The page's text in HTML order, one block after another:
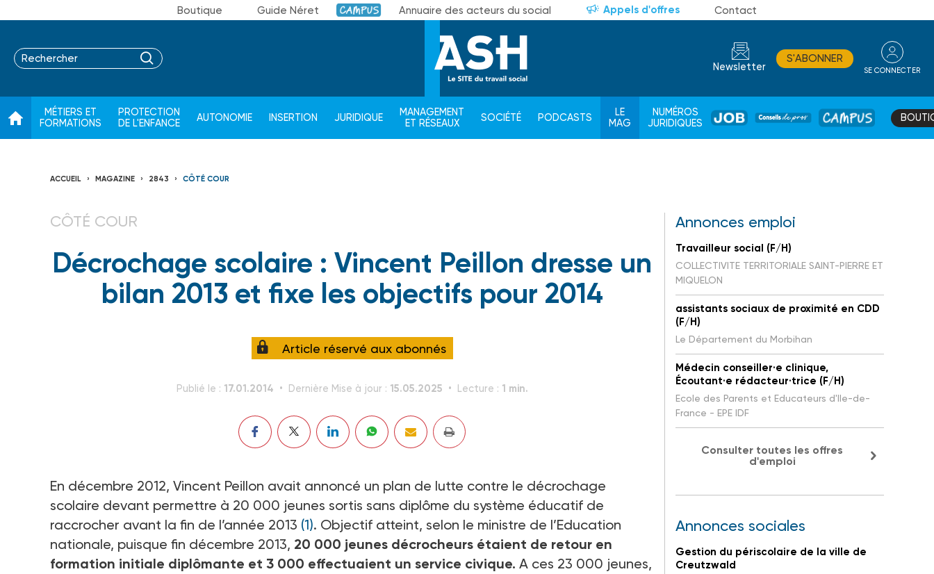
Boutique Guide Néret Campus Annuaire des acteurs du social Appels d'offres Contact
Newsletter
S'ABONNER
SE CONNECTER
MÉTIERS ET
FORMATIONS
PROTECTION
DE L'ENFANCE
AUTONOMIE INSERTION JURIDIQUE
MANAGEMENT
ET RÉSEAUX
SOCIÉTÉ PODCASTS
LE
MAG
NUMÉROS
JURIDIQUES
JOB
DE
CAMPUS
ACCUEIL MAGAZINE 2843 CÔTÉ COUR
CÔTÉ COUR
Décrochage scolaire : Vincent Peillon dresse un
bilan 2013 et fixe les objectifs pour 2014
Article réservé aux abonnés
Publié le : 17.01.2014 Dernière Mise à jour : 15.05.2025 Lecture : 1 min.
En décembre 2012, Vincent Peillon avait annoncé un plan de lutte contre le décrochage
scolaire devant permettre à 20 000 jeunes sortis sans diplôme du système éducatif de
raccrocher avant la fin de l’année 2013 (1). Objectif atteint, selon le ministre de l’Education
nationale, puisque fin décembre 2013, 20 000 jeunes décrocheurs étaient de retour en
formation initiale diplômante et 3 000 effectuaient un service civique. A ces 23 000 jeunes,
Annonces emploi
Travailleur social (F/H)
COLLECTIVITE TERRITORIALE SAINT-PIERRE ET
MIQUELON
assistants sociaux de proximité en CDD
(F/H)
Le Département du Morbihan
Médecin conseiller·e clinique,
Écoutant·e rédacteur·trice (F/H)
Ecole des Parents et Educateurs d'Ile-de-
France - EPE IDF
Consulter toutes les offres
d'emploi
Annonces sociales
Gestion du périscolaire de la ville de
Creutzwald